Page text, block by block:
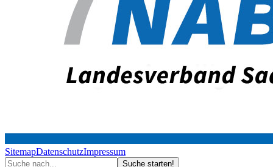
SitemapDatenschutzImpressum